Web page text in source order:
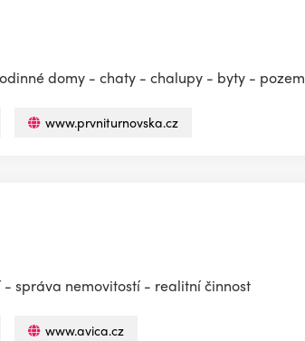
domy - chaty - chalupy - byty -
www.prvniturnovska.cz
správa nemovitostí - realitní činnost
www.avica.cz